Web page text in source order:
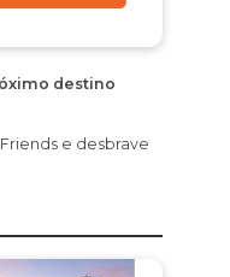
destino
e desbrave